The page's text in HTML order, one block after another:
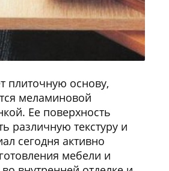
плиточную основу,
меламиновой
Ее поверхность
различную текстуру и
сегодня активно
мебели и